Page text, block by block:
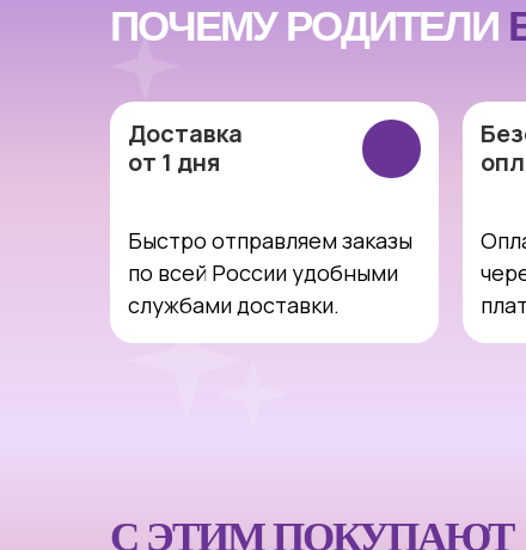
Доставка
от 1 дня
Быстро отправляем заказы
по всей России удобными
службами доставки.
ПОЧЕМУ РОДИТЕЛИ
С ЭТИМ ПОКУПАЮТ